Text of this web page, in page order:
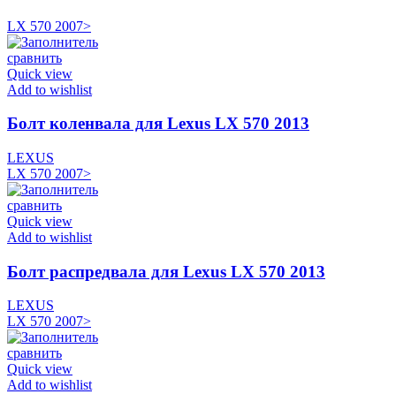
LX 570 2007>
сравнить
Quick view
Add to wishlist
Болт коленвала для Lexus LX 570 2013
LEXUS
LX 570 2007>
сравнить
Quick view
Add to wishlist
Болт распредвала для Lexus LX 570 2013
LEXUS
LX 570 2007>
сравнить
Quick view
Add to wishlist